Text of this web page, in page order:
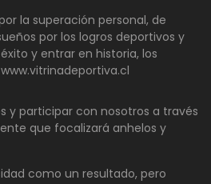
la superación personal, de
por los logros deportivos y
y entrar en historia, los
y participar con nosotros a través
que focalizará anhelos y
como un resultado, pero